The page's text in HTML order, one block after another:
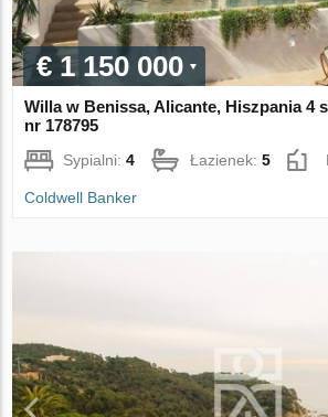
€ 1 150 000
Willa w Benissa, Alicante, Hiszpania 4
nr 178795
Sypialni:4 Łazienek:5
Coldwell Banker